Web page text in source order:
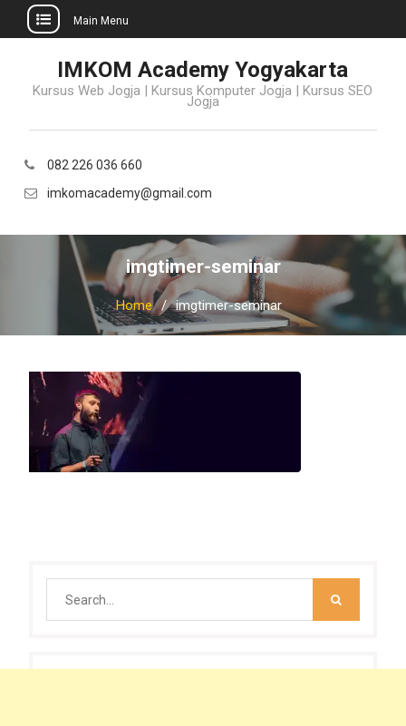
content
Main Menu
IMKOM Academy Yogyakarta
Kursus Web Jogja | Kursus Komputer Jogja | Kursus SEO
Jogja
082 226 036 660
imkomacademy@gmail.com
imgtimer-seminar
Home imgtimer-seminar